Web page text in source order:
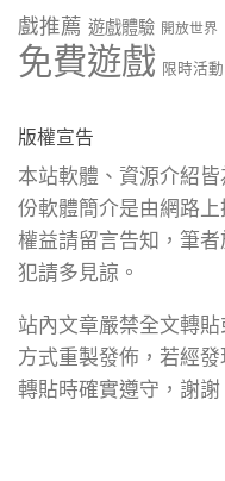
戲推薦 遊戲體驗 開放世界
免費遊戲 限時活動
版權宣告
本站軟體、資源介紹
份軟體簡介是由網路
權益請留言告知，筆
犯請多見諒。
站內文章嚴禁全文轉
方式重製發佈，若經
轉貼時確實遵守，謝謝